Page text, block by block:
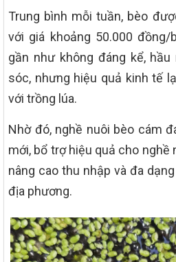
Trung bình mỗi tuần, bèo
với giá khoảng 50.000
gần như không đáng kể,
sóc, nhưng hiệu quả kinh tế
với trồng lúa.
Nhờ đó, nghề nuôi bèo cám
mới, bổ trợ hiệu quả cho nghề
nâng cao thu nhập và đa
địa phương.